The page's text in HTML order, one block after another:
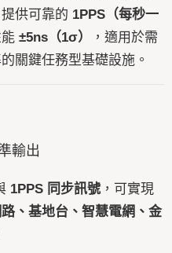
供可靠的 1PPS（每秒一
±5ns（1σ）
，適用於需
關鍵任務型基礎設施。
輸出
1PPS 同步訊號 ，可實現
、基地台、智慧電網、金